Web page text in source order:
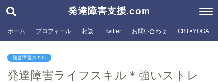
発達障害支援.com
ホーム プロフィール 相談 Twitter お問い合わせ CBT×YOGA
発達障害スキル
発達障害ライフスキル＊強いストレ